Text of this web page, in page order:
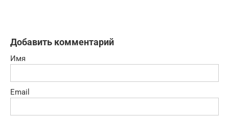
Добавить комментарий
Имя
Email